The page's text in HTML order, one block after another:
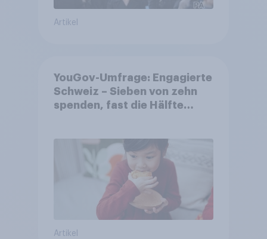
Artikel
YouGov-Umfrage: Engagierte
Schweiz – Sieben von zehn
spenden, fast die Hälfte
Artikel